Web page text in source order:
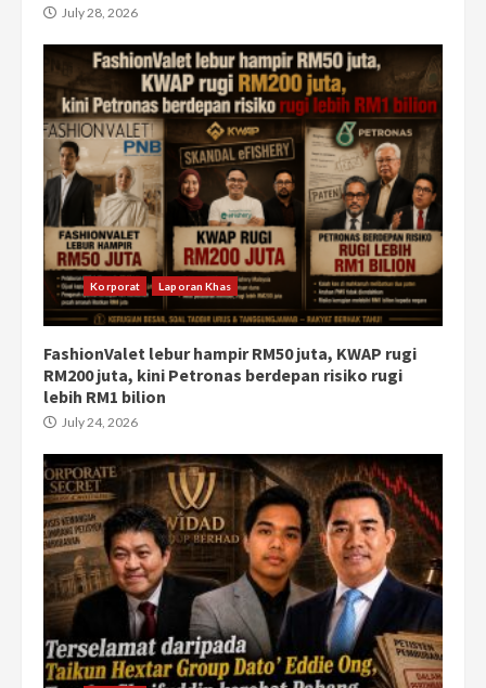
July 28, 2026
Korporat Laporan Khas
FashionValet lebur hampir RM50 juta, KWAP rugi
RM200 juta, kini Petronas berdepan risiko rugi
lebih RM1 bilion
July 24, 2026